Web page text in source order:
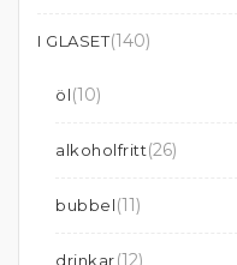
I GLASET(140)
öl(10)
alkoholfritt(26)
bubbel(11)
drinkar(12)